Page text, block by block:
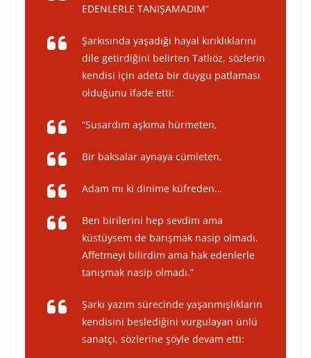
EDENLERLE TANIŞAMADIM”
Şarkısında yaşadığı hayal kırıklıklarını
dile getirdiğini belirten Tatlıöz, sözlerin
kendisi için adeta bir duygu patlaması
olduğunu ifade etti:
“Susardım aşkıma hürmeten,
Bir baksalar aynaya cümleten,
Adam mı ki dinime küfreden…
Ben birilerini hep sevdim ama
küstüysem de barışmak nasip olmadı.
Affetmeyi bilirdim ama hak edenlerle
tanışmak nasip olmadı.”
Şarkı yazım sürecinde yaşanmışlıkların
kendisini beslediğini vurgulayan ünlü
sanatçı, sözlerine şöyle devam etti: